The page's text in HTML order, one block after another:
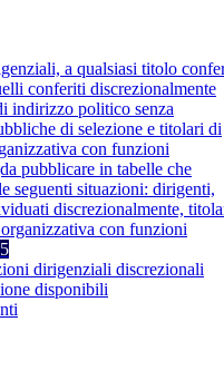
a qualsiasi titolo
conferiti discrezionalmente
indirizzo politico senza
di selezione e titolari di
con funzioni
pubblicare in tabelle che
seguenti situazioni: dirigenti,
discrezionalmente,
con funzioni
5
dirigenziali discrezionali
disponibili